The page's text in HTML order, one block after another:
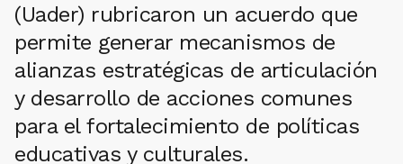
(Uader) rubricaron un acuerdo que
permite generar mecanismos de
alianzas estratégicas de articulación
y desarrollo de acciones comunes
para el fortalecimiento de políticas
educativas y culturales.